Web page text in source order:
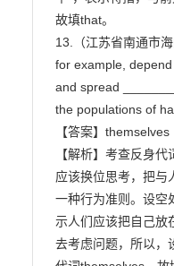
故填that。
13.（江苏省南通市
for example,
and spread
the populations of
【答案】themselves
【解析】考查反身
应该换位思考，把与
一种行为准则。设空
示人们应该把自己放
去考虑问题，所以，